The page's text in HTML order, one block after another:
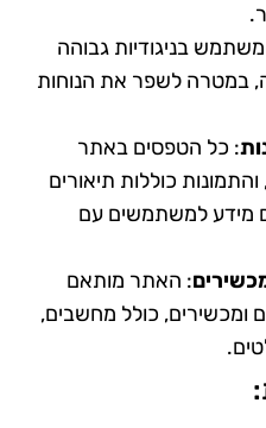
בניגודיות גבוהה
במטרה לשפר את הנוחות
: כל הטפסים באתר
כוללות תיאורים
מידע למשתמשים עם
: האתר מותאם
ומכשירים, כולל מחשבים,